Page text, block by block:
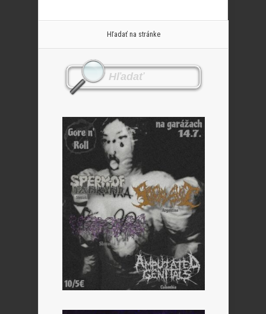
Hľadať na stránke